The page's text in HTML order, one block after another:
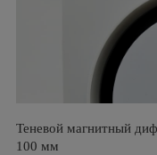
Теневой магнитный
100 мм